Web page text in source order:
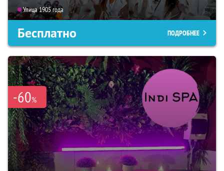
Улица 1905 года
Бесплатно ПОДРОБНЕЕ
-60%